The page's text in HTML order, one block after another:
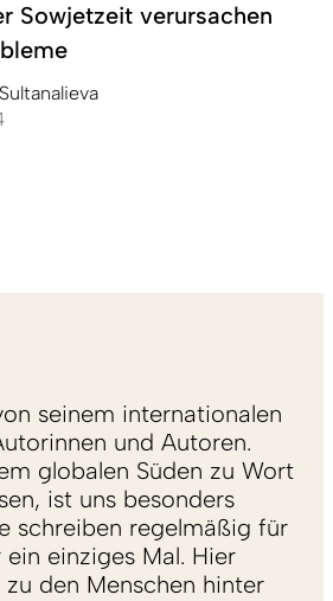
Sowjetzeit verursachen
seinem internationalen
und Autoren.
globalen Süden zu Wort
ist uns besonders
schreiben regelmäßig für
ein einziges Mal. Hier
den Menschen hinter